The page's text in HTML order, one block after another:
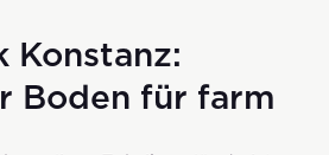
Konstanz:
Boden für farm